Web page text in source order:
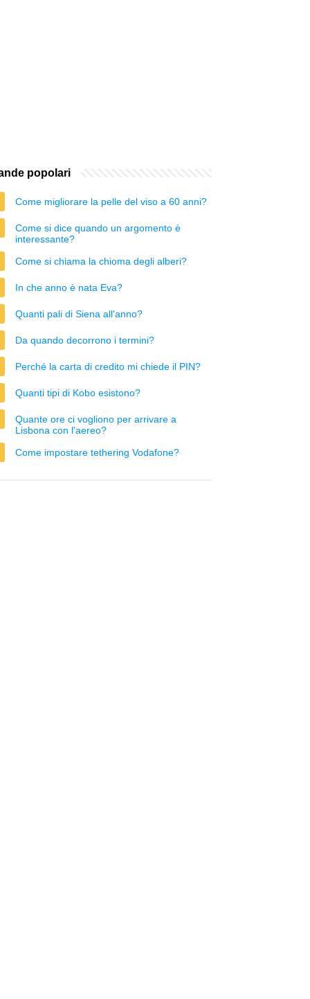
popolari
Come migliorare la pelle del viso a 60 anni?
Come si dice quando un argomento è
interessante?
Come si chiama la chioma degli alberi?
In che anno è nata Eva?
Quanti pali di Siena all'anno?
Da quando decorrono i termini?
Perché la carta di credito mi chiede il PIN?
Quanti tipi di Kobo esistono?
Quante ore ci vogliono per arrivare a
Lisbona con l'aereo?
Come impostare tethering Vodafone?